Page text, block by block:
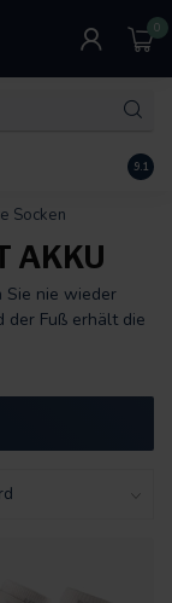
0
9.1
Socken
AKKU
Sie nie wieder
der Fuß erhält die